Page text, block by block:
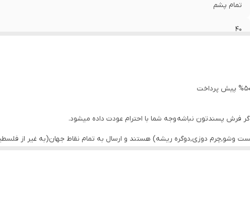
تمام پشم
40
وشو,چرم دوزی,دوگره ریشه) هستند و ارسال به تمام نقاط جهان(به غیر از